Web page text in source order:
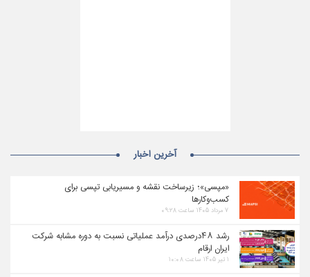
آخرین اخبار
«مپسی»؛ زیرساخت نقشه و مسیریابی تپسی برای
کسب‌وکارها
۷ مرداد ۱۴۰۵ ساعت ۰۹:۲۸
رشد ۴۸درصدی درآمد عملیاتی نسبت به دوره مشابه شرکت
ایران ارقام
۱ تیر ۱۴۰۵ ساعت ۱۰:۰۸